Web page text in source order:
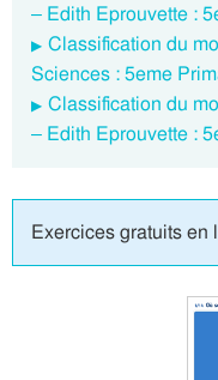
– Edith Eprouvette :
Classification du
Sciences : 5eme
Classification du
– Edith Eprouvette :
Exercices gratuits en